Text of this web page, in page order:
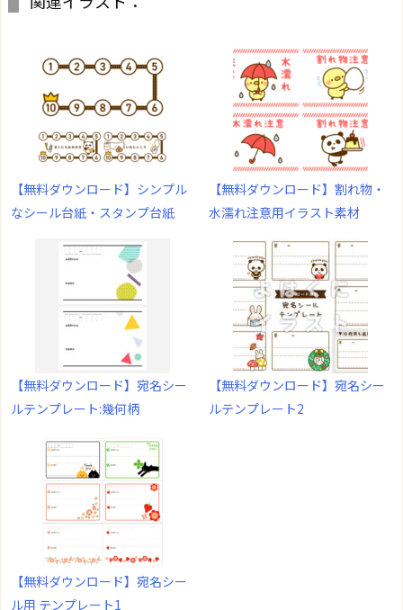
【無料ダウンロード】シンプル
なシール台紙・スタンプ台紙
【無料ダウンロード】割れ物・
水濡れ注意用イラスト素材
【無料ダウンロード】宛名シー
ルテンプレート:幾何柄
【無料ダウンロード】宛名シー
ルテンプレート2
【無料ダウンロード】宛名シー
ル用 テンプレート1